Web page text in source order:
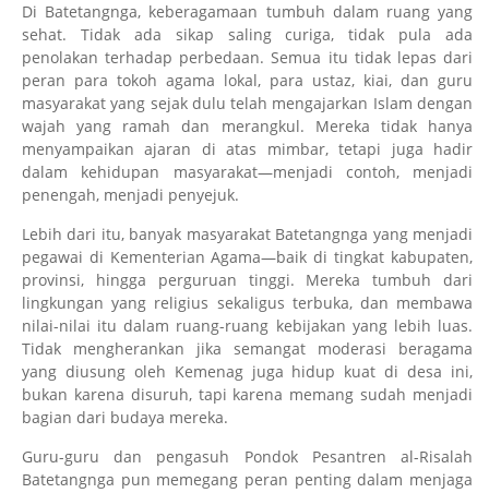
Di Batetangnga, keberagamaan tumbuh dalam ruang yang
sehat. Tidak ada sikap saling curiga, tidak pula ada
penolakan terhadap perbedaan. Semua itu tidak lepas dari
peran para tokoh agama lokal, para ustaz, kiai, dan guru
masyarakat yang sejak dulu telah mengajarkan Islam dengan
wajah yang ramah dan merangkul. Mereka tidak hanya
menyampaikan ajaran di atas mimbar, tetapi juga hadir
dalam kehidupan masyarakat—menjadi contoh, menjadi
penengah, menjadi penyejuk.
Lebih dari itu, banyak masyarakat Batetangnga yang menjadi
pegawai di Kementerian Agama—baik di tingkat kabupaten,
provinsi, hingga perguruan tinggi. Mereka tumbuh dari
lingkungan yang religius sekaligus terbuka, dan membawa
nilai-nilai itu dalam ruang-ruang kebijakan yang lebih luas.
Tidak mengherankan jika semangat moderasi beragama
yang diusung oleh Kemenag juga hidup kuat di desa ini,
bukan karena disuruh, tapi karena memang sudah menjadi
bagian dari budaya mereka.
Guru-guru dan pengasuh Pondok Pesantren al-Risalah
Batetangnga pun memegang peran penting dalam menjaga